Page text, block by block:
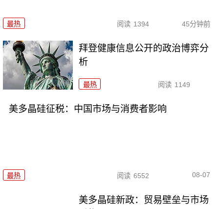
最热 阅读 1394 45分钟前
拜登健康信息公开的政治博弈分
析
最热 阅读 1149
美多晶硅征税：中国市场与消费者影响
最热 阅读 6552 08-07
美多晶硅新政：贸易壁垒与市场